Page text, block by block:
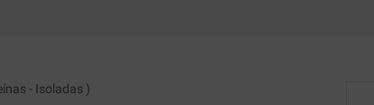
- Isoladas )